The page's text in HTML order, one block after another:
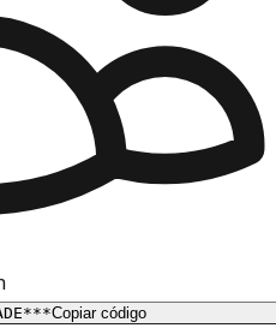
Copiar código